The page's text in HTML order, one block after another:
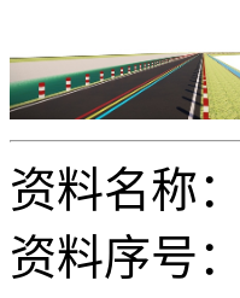
资料名称：
资料序号